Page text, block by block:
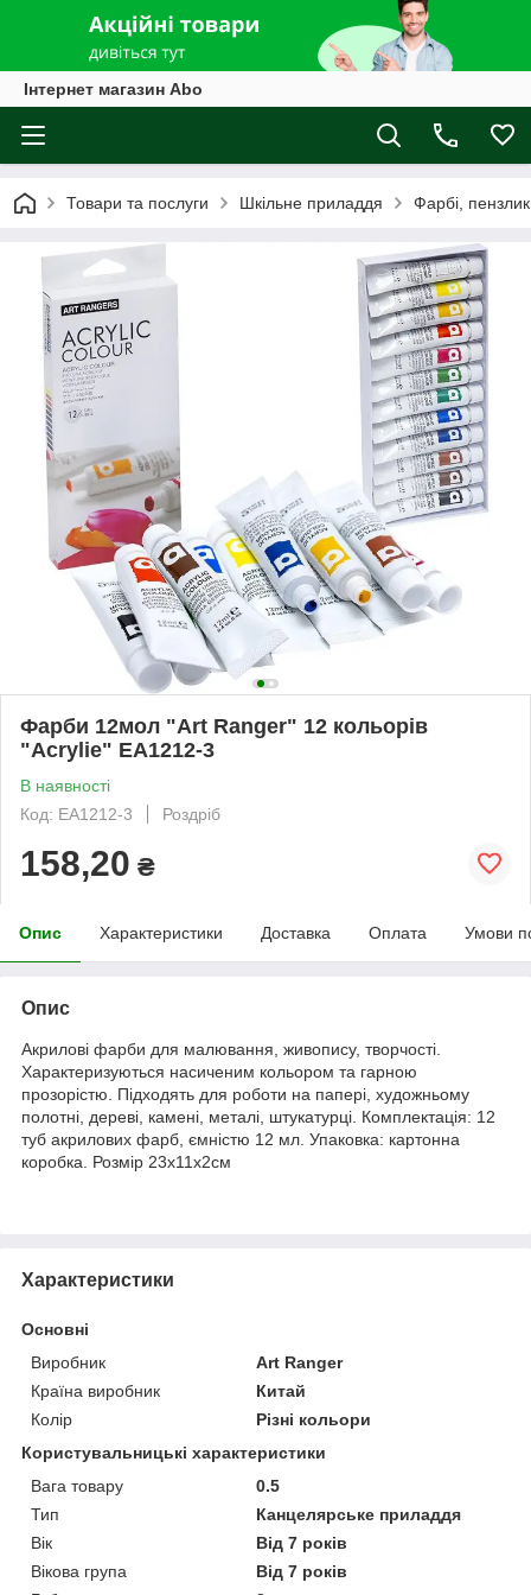
Інтернет магазин Abo
Товари та послуги Шкільне приладдя Фарбі,
Фарби 12мол "Art Ranger" 12 кольорів
"Acrylie" EA1212-3
В наявності
Код: EA1212-3
Роздріб
158,20 ₴
Опис Характеристики Доставка Оплата Умови
Опис
Акрилові фарби для малювання, живопису, творчості.
Характеризуються насиченим кольором та гарною
прозорістю. Підходять для роботи на папері, художньому
полотні, дереві, камені, металі, штукатурці. Комплектація: 12
туб акрилових фарб, ємністю 12 мл. Упаковка: картонна
коробка. Розмір 23х11х2см
Характеристики
Основні
Виробник
Art Ranger
Країна виробник
Китай
Колір
Різні кольори
Користувальницькі характеристики
Вага товару
0.5
Тип
Канцелярське приладдя
Вік
Від 7 років
Вікова група
Від 7 років